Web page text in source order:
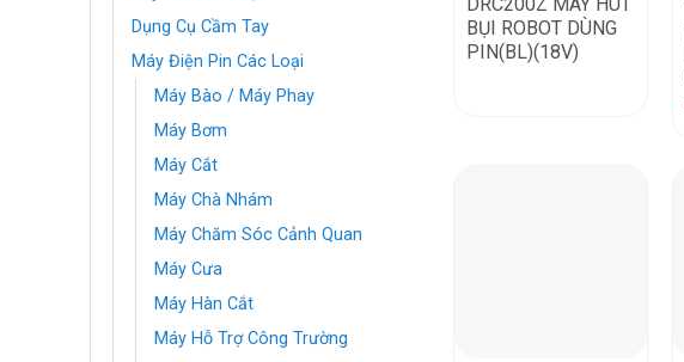
Dụng Cụ Cầm Tay
Máy Điện Pin Các Loại
Máy Bào / Máy Phay
Máy Bơm
Máy Cắt
Máy Chà Nhám
Máy Chăm Sóc Cảnh Quan
Máy Cưa
Máy Hàn Cắt
Máy Hỗ Trợ Công Trường
DRC200Z MÁY HÚT
BỤI ROBOT DÙNG
PIN(BL)(18V)